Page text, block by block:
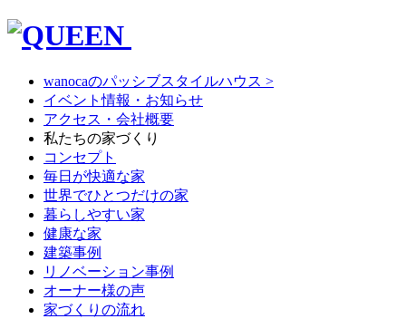
wanocaのパッシブスタイルハウス >
イベント情報・お知らせ
アクセス・会社概要
私たちの家づくり
コンセプト
毎日が快適な家
世界でひとつだけの家
暮らしやすい家
健康な家
建築事例
リノベーション事例
オーナー様の声
家づくりの流れ